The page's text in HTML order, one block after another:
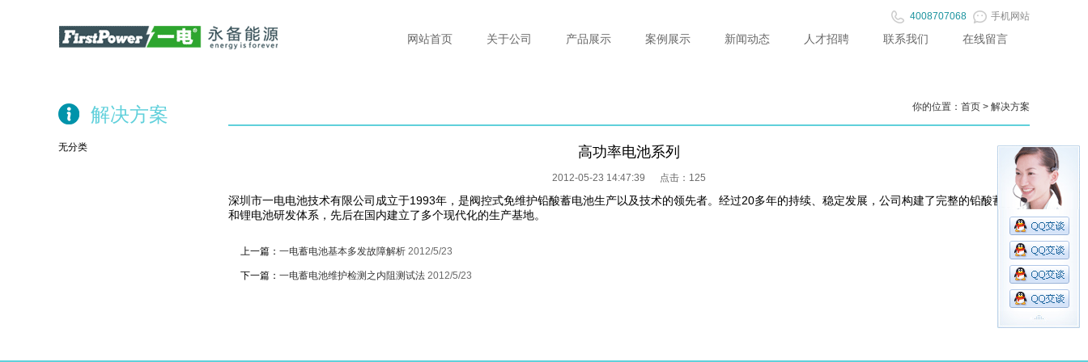
4008707068 手机网站
网站首页 关于公司 产品展示 案例展示 新闻动态 人才招聘 联系我们 在线留言
解决方案
无分类
你的位置： 首页 > 解决方案
高功率电池系列
2012-05-23 14:47:39 点击： 125
深圳市一电电池技术有限公司成立于1993年，是阀控式免维护铅酸蓄电池生产以及技术的领先者。经过20多年的持续、稳定发展，公司构建了完整的铅酸蓄电池
和锂电池研发体系，先后在国内建立了多个现代化的生产基地。
上一篇： 一电蓄电池基本多发故障解析 2012/5/23
下一篇： 一电蓄电池维护检测之内阻测试法 2012/5/23